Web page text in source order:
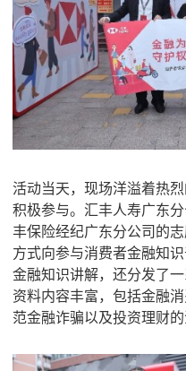
活动当天，现场洋溢着热
积极参与。汇丰人寿广东
丰保险经纪广东分公司的
方式向参与消费者金融知
金融知识讲解，还分发了
资料内容丰富，包括金融
范金融诈骗以及投资理财的